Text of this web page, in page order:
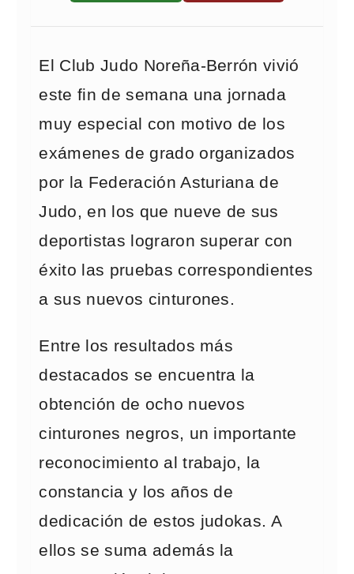
El Club Judo Noreña-Berrón vivió
este fin de semana una jornada
muy especial con motivo de los
exámenes de grado organizados
por la Federación Asturiana de
Judo, en los que nueve de sus
deportistas lograron superar con
éxito las pruebas correspondientes
a sus nuevos cinturones.
Entre los resultados más
destacados se encuentra la
obtención de ocho nuevos
cinturones negros, un importante
reconocimiento al trabajo, la
constancia y los años de
dedicación de estos judokas. A
ellos se suma además la